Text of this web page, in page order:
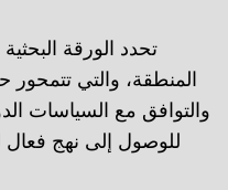
تحدد الورقة
المنطقة، والتي تتمحور
والتوافق مع السياسات
للوصول إلى نهج فعال